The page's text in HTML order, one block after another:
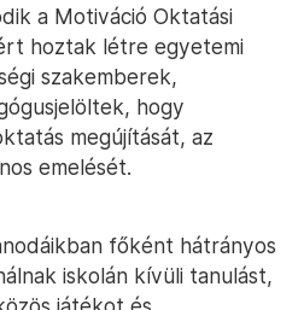
a Motiváció Oktatási
hoztak létre egyetemi
szakemberek,
hogy
megújítását, az
emelését.
főként hátrányos
iskolán kívüli tanulást,